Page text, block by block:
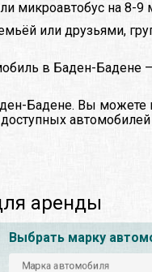
микроавтобус на 8-9
или друзьями,
в Баден-Бадене
Бадене. Вы можете
доступных
аренды
Выбрать марку
Марка автомобиля